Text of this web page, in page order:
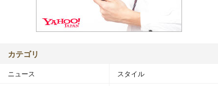
カテゴリ
ニュース スタイル